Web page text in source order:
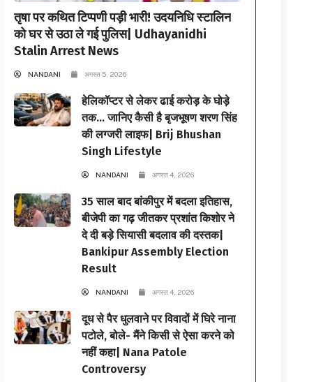
तृषा पर कथित टिप्पणी पड़ी भारी! उदयनिधि स्टालिन
को घर से उठा ले गई पुलिस| Udhayanidhi
Stalin Arrest News
NANDANI अगस्त 5, 2026
हेलिकॉप्टर से लेकर ढाई करोड़ के घोड़े
तक… जानिए कैसी है बृजभूषण शरण सिंह
की लग्जरी लाइफ| Brij Bhushan
Singh Lifestyle
NANDANI अगस्त 4, 2026
35 साल बाद बांकीपुर में बदला इतिहास,
बीजेपी का गढ़ जीतकर प्रशांत किशोर ने
दे दी बड़े सियासी बदलाव की दस्तक|
Bankipur Assembly Election
Result
NANDANI अगस्त 4, 2026
दूध से पैर धुलवाने पर विवादों में घिरे नाना
पटोले, बोले- मैंने किसी से ऐसा करने को
नहीं कहा| Nana Patole
Controversy